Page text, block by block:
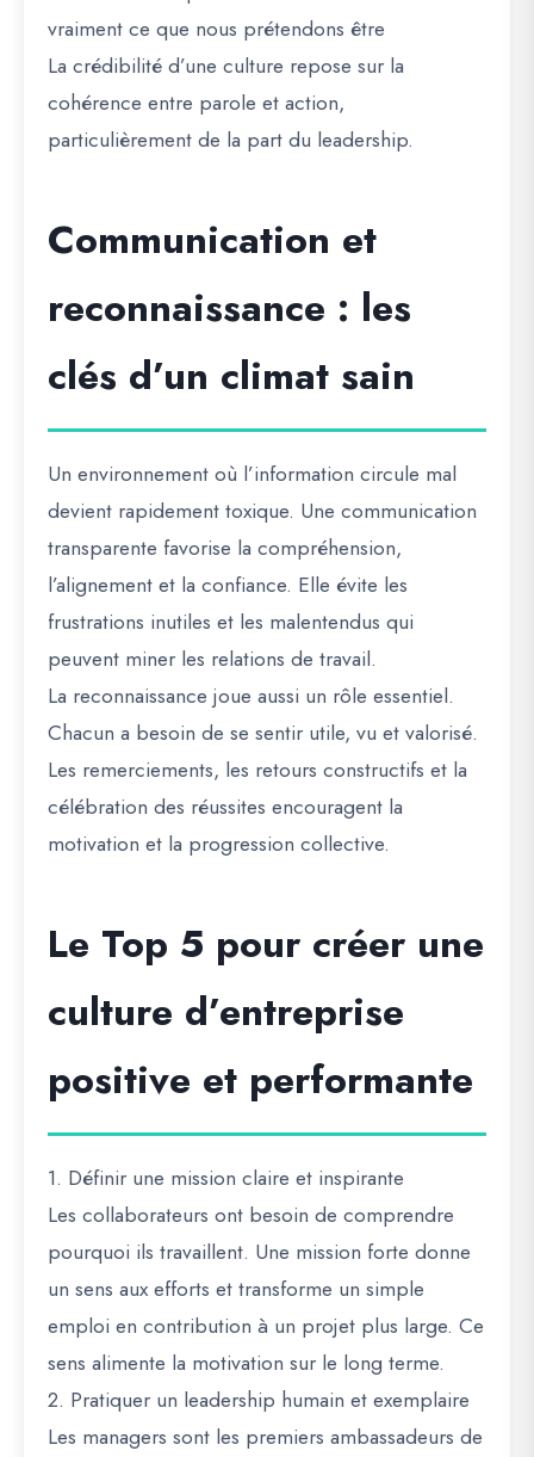
vraiment ce que nous prétendons être
La crédibilité d’une culture repose sur la
cohérence entre parole et action,
particulièrement de la part du leadership.
Communication et
reconnaissance : les
clés d’un climat sain
Un environnement où l’information circule mal
devient rapidement toxique. Une communication
transparente favorise la compréhension,
l’alignement et la confiance. Elle évite les
frustrations inutiles et les malentendus qui
peuvent miner les relations de travail.
La reconnaissance joue aussi un rôle essentiel.
Chacun a besoin de se sentir utile, vu et valorisé.
Les remerciements, les retours constructifs et la
célébration des réussites encouragent la
motivation et la progression collective.
Le Top 5 pour créer une
culture d’entreprise
positive et performante
1. Définir une mission claire et inspirante
Les collaborateurs ont besoin de comprendre
pourquoi ils travaillent. Une mission forte donne
un sens aux efforts et transforme un simple
emploi en contribution à un projet plus large. Ce
sens alimente la motivation sur le long terme.
2. Pratiquer un leadership humain et exemplaire
Les managers sont les premiers ambassadeurs de